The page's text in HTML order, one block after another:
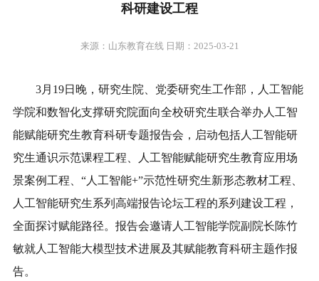
科研建设工程
来源：山东教育在线 日期：2025-03-21
3月19日晚，研究生院、党委研究生工作部，人工智能
学院和数智化支撑研究院面向全校研究生联合举办人工智
能赋能研究生教育科研专题报告会，启动包括人工智能研
究生通识示范课程工程、人工智能赋能研究生教育应用场
景案例工程、“人工智能+”示范性研究生新形态教材工程、
人工智能研究生系列高端报告论坛工程的系列建设工程，
全面探讨赋能路径。报告会邀请人工智能学院副院长陈竹
敏就人工智能大模型技术进展及其赋能教育科研主题作报
告。